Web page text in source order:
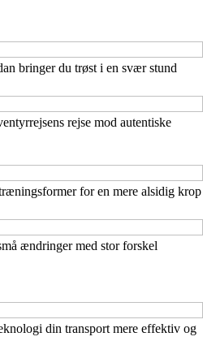
bringer du trøst i en svær stund
rejse mod autentiske
for en mere alsidig krop
ændringer med stor forskel
din transport mere effektiv og